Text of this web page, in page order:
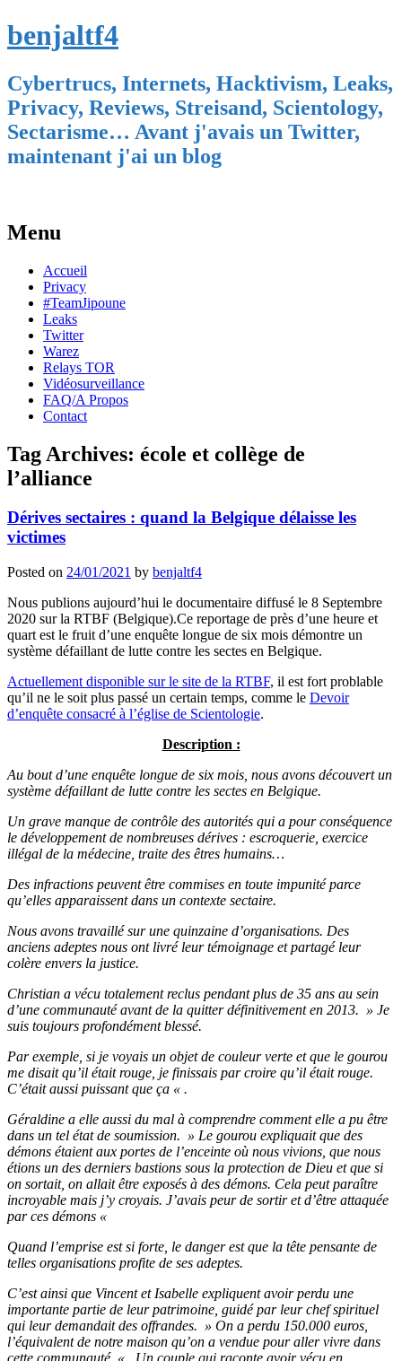
benjaltf4
Cybertrucs, Internets, Hacktivism, Leaks,
Privacy, Reviews, Streisand, Scientology,
Sectarisme… Avant j'avais un Twitter,
maintenant j'ai un blog
Menu
Skip
content
Accueil
Privacy
#TeamJipoune
Leaks
Twitter
Warez
Relays TOR
Vidéosurveillance
FAQ/A Propos
Contact
Tag Archives: école et collège de
l’alliance
Dérives sectaires : quand la Belgique délaisse les
victimes
Posted on 24/01/2021 by benjaltf4
Nous publions aujourd’hui le documentaire diffusé le 8 Septembre
2020 sur la RTBF (Belgique).Ce reportage de près d’une heure et
quart est le fruit d’une enquête longue de six mois démontre un
système défaillant de lutte contre les sectes en Belgique.
Actuellement disponible sur le site de la RTBF, il est fort problable
qu’il ne le soit plus passé un certain temps, comme le Devoir
d’enquête consacré à l’église de Scientologie.
Description :
Au bout d’une enquête longue de six mois, nous avons découvert un
système défaillant de lutte contre les sectes en Belgique.
Un grave manque de contrôle des autorités qui a pour conséquence
le développement de nombreuses dérives : escroquerie, exercice
illégal de la médecine, traite des êtres humains…
Des infractions peuvent être commises en toute impunité parce
qu’elles apparaissent dans un contexte sectaire.
Nous avons travaillé sur une quinzaine d’organisations. Des
anciens adeptes nous ont livré leur témoignage et partagé leur
colère envers la justice.
Christian a vécu totalement reclus pendant plus de 35 ans au sein
d’une communauté avant de la quitter définitivement en 2013. » Je
suis toujours profondément blessé.
Par exemple, si je voyais un objet de couleur verte et que le gourou
me disait qu’il était rouge, je finissais par croire qu’il était rouge.
C’était aussi puissant que ça « .
Géraldine a elle aussi du mal à comprendre comment elle a pu être
dans un tel état de soumission. » Le gourou expliquait que des
démons étaient aux portes de l’enceinte où nous vivions, que nous
étions un des derniers bastions sous la protection de Dieu et que si
on sortait, on allait être exposés à des démons. Cela peut paraître
incroyable mais j’y croyais. J’avais peur de sortir et d’être attaquée
par ces démons «
Quand l’emprise est si forte, le danger est que la tête pensante de
telles organisations profite de ses adeptes.
C’est ainsi que Vincent et Isabelle expliquent avoir perdu une
importante partie de leur patrimoine, guidé par leur chef spirituel
qui leur demandait des offrandes. » On a perdu 150.000 euros,
l’équivalent de notre maison qu’on a vendue pour aller vivre dans